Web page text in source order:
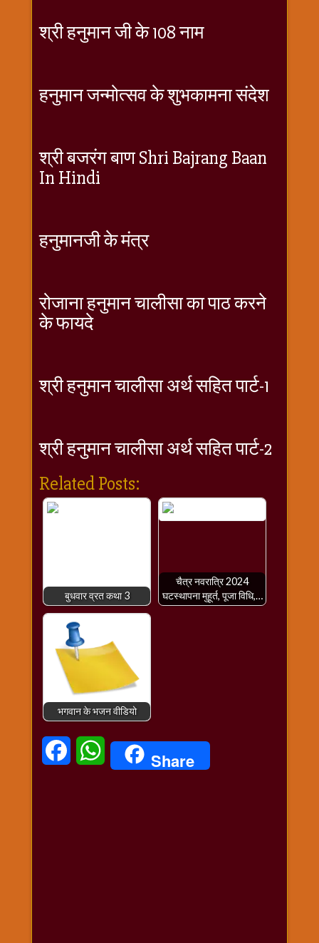
श्री हनुमान जी के 108 नाम
हनुमान जन्मोत्सव के शुभकामना संदेश
श्री बजरंग बाण Shri Bajrang Baan
In Hindi
हनुमानजी के मंत्र
रोजाना हनुमान चालीसा का पाठ करने
के फायदे
श्री हनुमान चालीसा अर्थ सहित पार्ट-1
श्री हनुमान चालीसा अर्थ सहित पार्ट-2
Related Posts:
बुधवार व्रत कथा 3
चैत्र नवरात्रि 2024
घटस्थापना मुहूर्त, पूजा विधि,…
भगवान के भजन वीडियो
FacebookWhatsAppShare